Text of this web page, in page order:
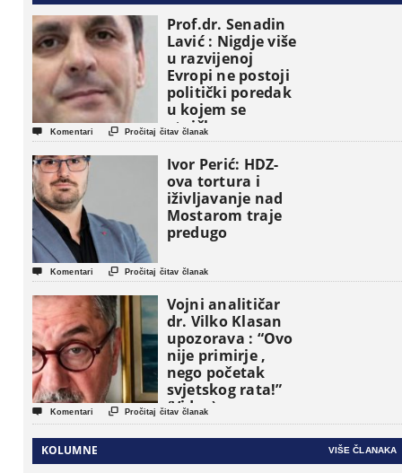
Prof.dr. Senadin
Lavić : Nigdje više
u razvijenoj
Evropi ne postoji
politički poredak
u kojem se
etničke grupe
pojavljuju kao
osnovne
političke jedinice
 Komentari  Pročitaj čitav članak
Ivor Perić: HDZ-
ova tortura i
iživljavanje nad
Mostarom traje
predugo
 Komentari  Pročitaj čitav članak
Vojni analitičar
dr. Vilko Klasan
upozorava : “Ovo
nije primirje ,
nego početak
svjetskog rata!”
(Video)
 Komentari  Pročitaj čitav članak
KOLUMNE VIŠE ČLANAKA